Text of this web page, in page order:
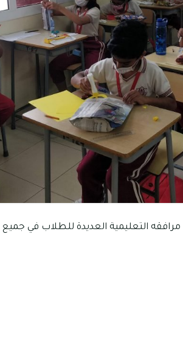
مرافقه التعليمية العديدة للطلاب في جميع